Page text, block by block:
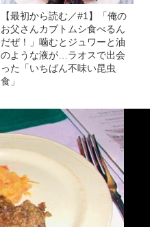
【最初から読む／#1】「俺の
お父さんカブトムシ食べるん
だぜ！」噛むとジュワーと油
のような液が…ラオスで出会
った「いちばん不味い昆虫
食」